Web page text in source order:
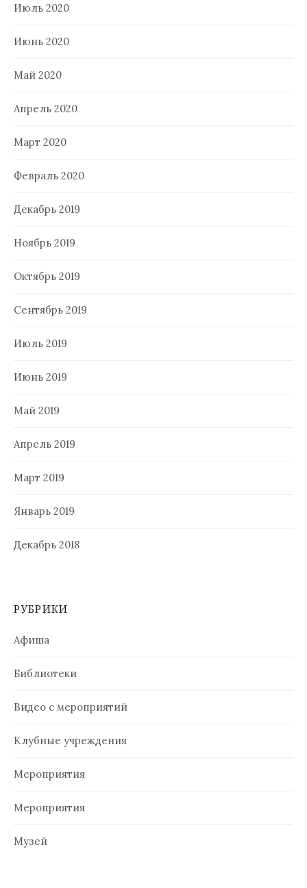
Июль 2020
Июнь 2020
Май 2020
Апрель 2020
Март 2020
Февраль 2020
Декабрь 2019
Ноябрь 2019
Октябрь 2019
Сентябрь 2019
Июль 2019
Июнь 2019
Май 2019
Апрель 2019
Март 2019
Январь 2019
Декабрь 2018
РУБРИКИ
Афиша
Библиотеки
Видео с мероприятий
Клубные учреждения
Мероприятия
Мероприятия
Музей